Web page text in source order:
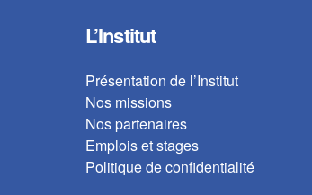
L’Institut
Présentation de l’Institut
Nos missions
Nos partenaires
Emplois et stages
Politique de confidentialité